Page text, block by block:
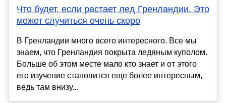
Что будет, если растает лед Гренландии. Это
может случиться очень скоро
В Гренландии много всего интересного. Все мы
знаем, что Гренландия покрыта ледяным куполом.
Больше об этом месте мало кто знает и от этого
его изучение становится еще более интересным,
ведь там внизу...